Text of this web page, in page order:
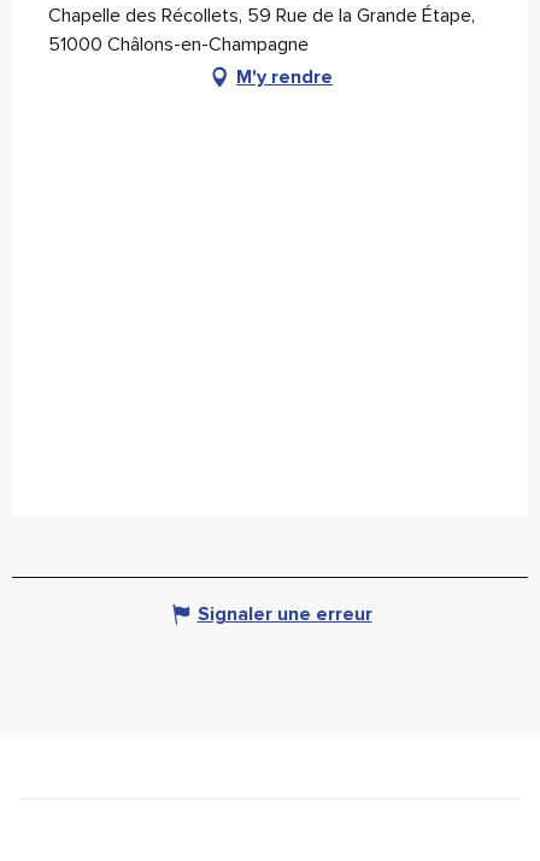
Chapelle des Récollets, 59 Rue de la Grande Étape,
51000 Châlons-en-Champagne
M'y rendre
Signaler une erreur